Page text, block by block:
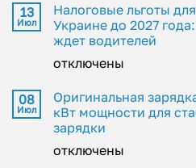
13
Июл
Налоговые льготы
Украине до 2027
ждет водителей
отключены
08
Июл
Оригинальная
кВт мощности для
зарядки
отключены